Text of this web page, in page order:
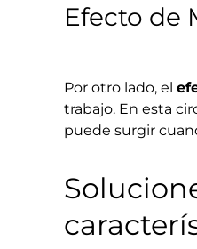
Efecto de
Por otro lado, el
trabajo. En esta
puede surgir